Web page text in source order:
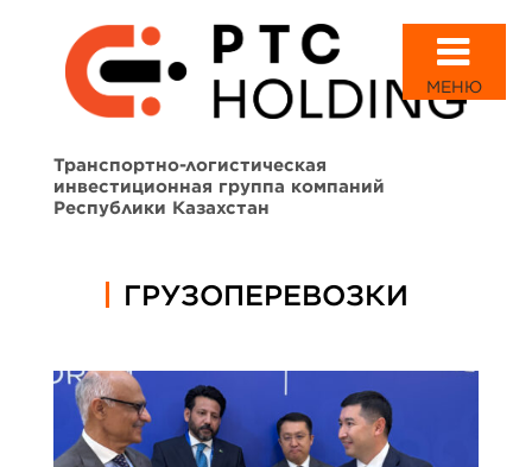
МЕНЮ
Транспортно-логистическая
инвестиционная группа компаний
Республики Казахстан
ГРУЗОПЕРЕВОЗКИ